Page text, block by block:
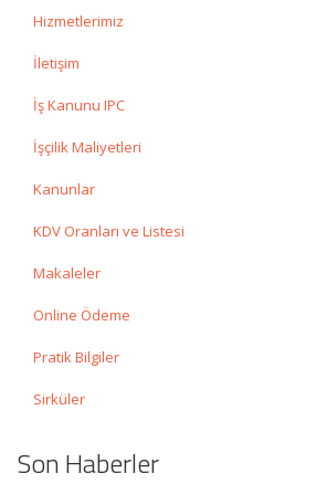
Hizmetlerimiz
İletişim
İş Kanunu IPC
İşçilik Maliyetleri
Kanunlar
KDV Oranları ve Listesi
Makaleler
Online Ödeme
Pratik Bilgiler
Sirküler
Son Haberler